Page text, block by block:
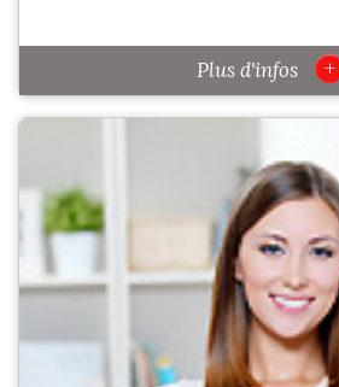
Plus d'infos +